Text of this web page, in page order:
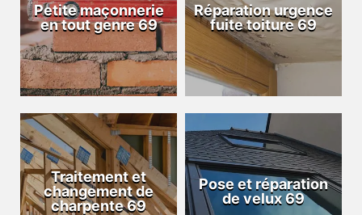
Petite maçonnerie
en tout genre 69
Réparation urgence
fuite toiture 69
Traitement et
changement de
charpente 69
Pose et réparation
de velux 69